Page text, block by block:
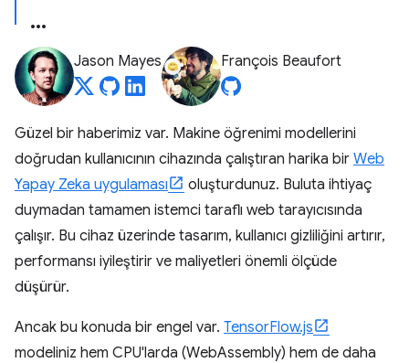
Jason Mayes François Beaufort
Güzel bir haberimiz var. Makine öğrenimi modellerini
doğrudan kullanıcının cihazında çalıştıran harika bir Web
Yapay Zeka uygulaması
oluşturdunuz. Buluta ihtiyaç
duymadan tamamen istemci taraflı web tarayıcısında
çalışır. Bu cihaz üzerinde tasarım, kullanıcı gizliliğini artırır,
performansı iyileştirir ve maliyetleri önemli ölçüde
düşürür.
Ancak bu konuda bir engel var. TensorFlow.js
modeliniz hem CPU'larda (WebAssembly) hem de daha